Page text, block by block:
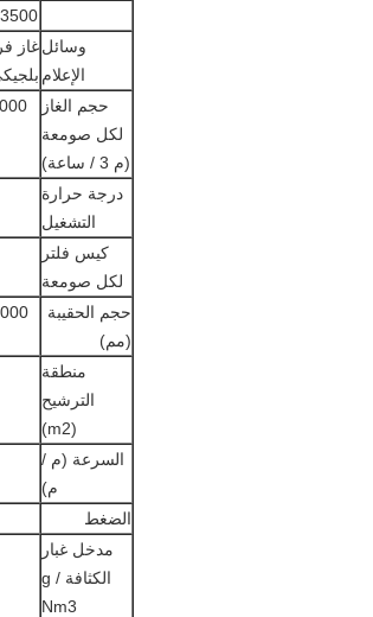
وسائل
الإعلام
غاز
حجم الغاز
لكل صومعة
(م 3 / ساعة)
درجة حرارة
التشغيل
كيس فلتر
لكل صومعة
حجم الحقيبة
(مم)
منطقة
الترشيح
(m2)
السرعة (م /
م)
الضغط
مدخل غبار
الكثافة g /
Nm3